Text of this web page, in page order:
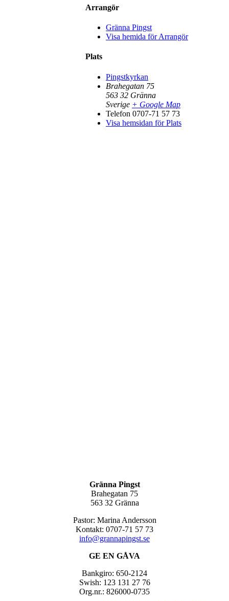
Arrangör
Gränna Pingst
Visa hemida för Arrangör
Plats
Pingstkyrkan
Brahegatan 75
563 32 Gränna
Sverige + Google Map
Telefon 0707-71 57 73
Visa hemsidan för Plats
Gränna Pingst
Brahegatan 75
563 32 Gränna
Pastor: Marina Andersson
Kontakt: 0707-71 57 73
info@grannapingst.se
GE EN GÅVA
Bankgiro: 650-2124
Swish: 123 131 27 76
Org.nr.: 826000-0735